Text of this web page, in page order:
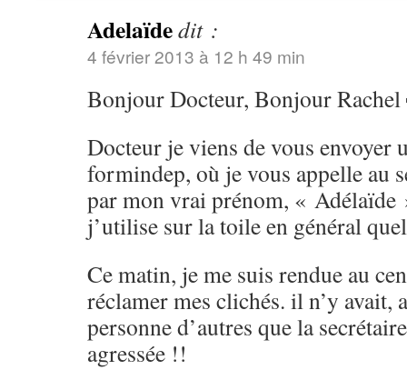
Adelaïdedit :
4 février 2013 à 12 h 49 min
Bonjour Docteur, Bonjour Rachel
Docteur je viens de vous envoyer
formindep, où je vous appelle au
par mon vrai prénom, « Adélaïde
j’utilise sur la toile en général
Ce matin, je me suis rendue au
réclamer mes clichés. il n’y avait,
personne d’autres que la
agressée !!